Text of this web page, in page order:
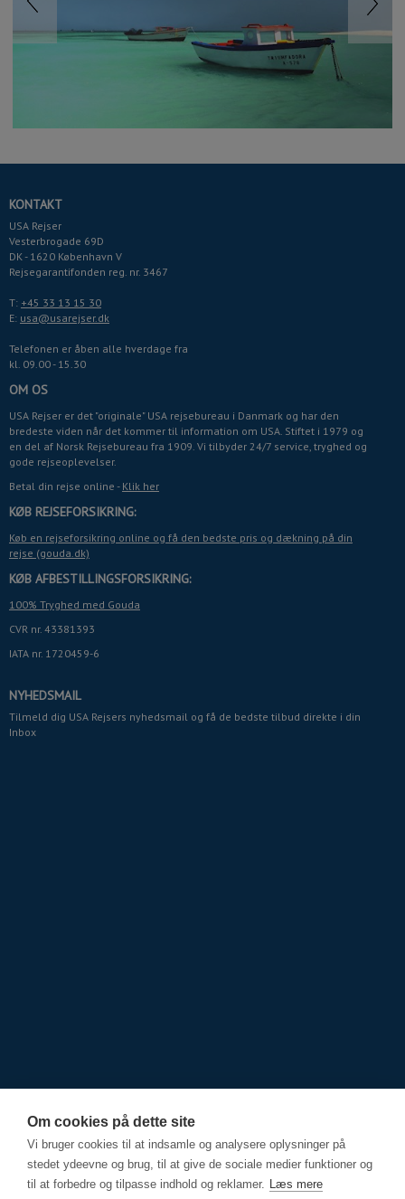
KONTAKT
USA Rejser
Vesterbrogade 69D
DK - 1620 København V
Rejsegarantifonden reg. nr. 3467
T: +45 33 13 15 30
E: usa@usarejser.dk
Telefonen er åben alle hverdage fra
kl. 09.00 - 15.30
OM OS
USA Rejser er det "originale" USA rejsebureau i Danmark og har den
bredeste viden når det kommer til information om USA. Stiftet i 1979 og
en del af Norsk Rejsebureau fra 1909. Vi tilbyder 24/7 service, tryghed og
gode rejseoplevelser.
Betal din rejse online - Klik her
KØB REJSEFORSIKRING:
Køb en rejseforsikring online og få den bedste pris og dækning på din
rejse (gouda.dk)
KØB AFBESTILLINGSFORSIKRING:
100% Tryghed med Gouda
CVR nr. 43381393
IATA nr. 1720459-6
NYHEDSMAIL
Tilmeld dig USA Rejsers nyhedsmail og få de bedste tilbud direkte i din
Inbox
SOCIALE MEDIER
Om cookies på dette site
Vi bruger cookies til at indsamle og analysere oplysninger på
stedet ydeevne og brug, til at give de sociale medier funktioner og
til at forbedre og tilpasse indhold og reklamer. Læs mere